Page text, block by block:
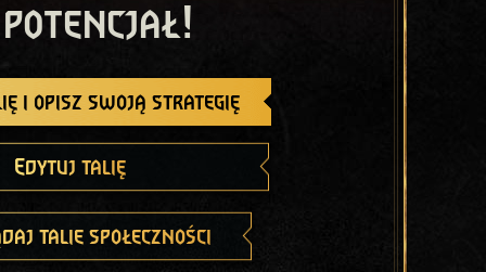
i opisz swoją strategię
Edytuj talię
talie społeczności